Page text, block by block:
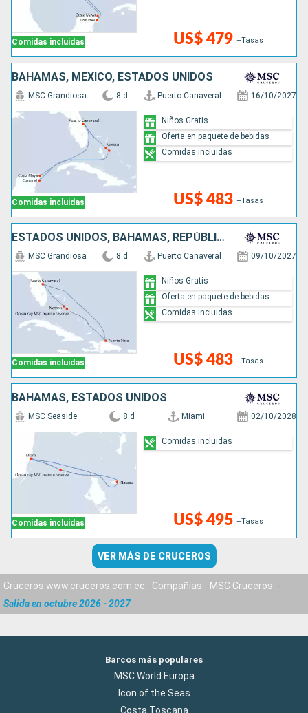
Comidas incluidas US$ 479 +Tasas
BAHAMAS, MÉXICO, ESTADOS UNIDOS
Comidas incluidas
MSC Grandiosa 8 d Puerto Canaveral 16/10/2027
US$ 483 +Tasas
Niños Gratis
Oferta en paquete de bebidas
Comidas incluidas
ESTADOS UNIDOS, BAHAMAS, REPÚBLICA DOMINICANA
Comidas incluidas
MSC Grandiosa 8 d Puerto Canaveral 09/10/2027
US$ 483 +Tasas
Niños Gratis
Oferta en paquete de bebidas
Comidas incluidas
BAHAMAS, ESTADOS UNIDOS
Comidas incluidas
MSC Seaside 8 d Miami 02/10/2028
US$ 495 +Tasas
Comidas incluidas
VER MÁS DE CRUCEROS
Cruceros www.cruceros.com.ec Compañías
MSC Cruceros
Salida en octubre 2026 - 2027
Barcos más populares
MSC World Europa
Icon of the Seas
Costa Toscana